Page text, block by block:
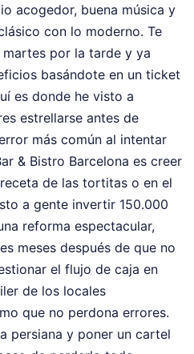
acogedor, buena música y
con lo moderno. Te
por la tarde y ya
basándote en un ticket
es donde he visto a
estrellarse antes de
más común al intentar
& Bistro Barcelona es creer
de las tortitas o en el
a gente invertir 150.000
reforma espectacular,
meses después de que no
el flujo de caja en
de los locales
que no perdona errores.
persiana y poner un cartel